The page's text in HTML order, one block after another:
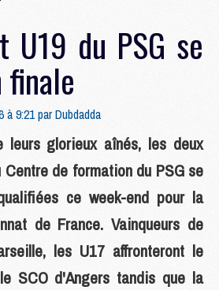
U19 du PSG se
finale
à 9:21 parDubdadda
leurs glorieux aînés, les deux
de formation du PSG se
ce week-end pour la
de France. Vainqueurs de
les U17 affronteront le
SCO d'Angers tandis que la